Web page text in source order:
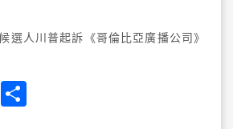
選人川普起訴《哥倫比亞廣播公司》
E